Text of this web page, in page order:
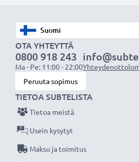
★ 3 vuoden takuu ★
Olemme vuonna 2004 perustettu
verkkokauppa, joka tarjoaa
siksi tarjoamme 36 kuukauden
OTA YHTEYTTÄ
0800 918 243
Ma - Pe: 11:00 - 22:00
Peruuta sopimus
TIETOA SUBTELISTA
Tietoa meistä
Usein kysytyt
Maksu ja toimitus